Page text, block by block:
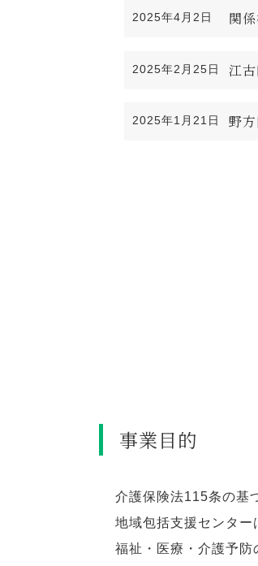
2025年4月2日 関
2025年2月25日 江
2025年1月21日 野
事業目的
介護保険法115条の基
地域包括支援センター
福祉・医療・介護予防